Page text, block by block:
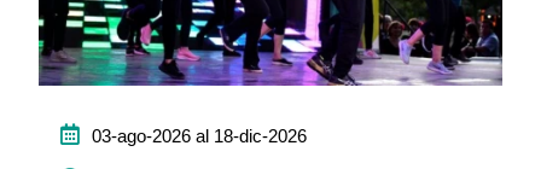
03-ago-2026 al 18-dic-2026